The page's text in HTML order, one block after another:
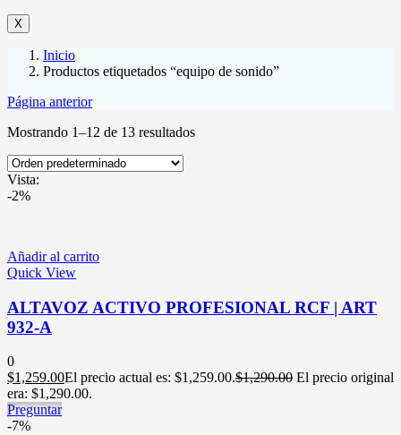
X
Inicio
Productos etiquetados “equipo de sonido”
Página anterior
Mostrando 1–12 de 13 resultados
Vista:
-2%
Añadir al carrito
Quick View
ALTAVOZ ACTIVO PROFESIONAL RCF | ART
932-A
0
$1,259.00El precio actual es: $1,259.00.$1,290.00 El precio original
era: $1,290.00.
Preguntar
-7%